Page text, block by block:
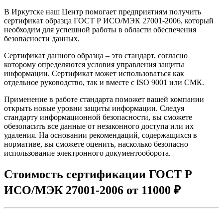
В Иркутске наш Центр помогает предприятиям получить
сертификат образца ГОСТ Р ИСО/МЭК 27001-2006, который
необходим для успешной работы в области обеспечения
безопасности данных.
Сертификат данного образца – это стандарт, согласно
которому определяются условия управления защиты
информации. Сертификат может использоваться как
отдельное руководство, так и вместе с ISO 9001 или СМК.
Применение в работе стандарта поможет вашей компании
открыть новые уровни защиты информации. Следуя
стандарту информационной безопасности, вы сможете
обезопасить все данные от незаконного доступа или их
удаления. На основании рекомендаций, содержащихся в
нормативе, вы сможете оценить, насколько безопасно
использование электронного документооборота.
Стоимость сертификации ГОСТ Р
ИСО/МЭК 27001-2006 от 11000 ₽